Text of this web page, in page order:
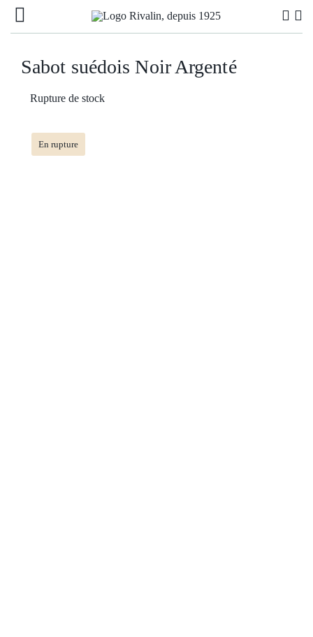
Passer
Navigation
bascule
LES CHARENTAISES
Sabot suédois Noir Argenté
Rupture de stock
En rupture